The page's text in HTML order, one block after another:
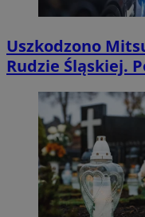
Uszkodzono
Rudzie Śląskiej.